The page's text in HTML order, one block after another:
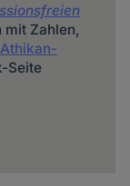
Zahlen,
Seite